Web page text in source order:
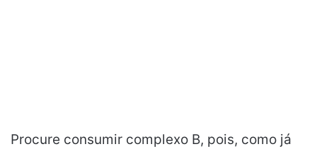
Procure consumir complexo B, pois, como já